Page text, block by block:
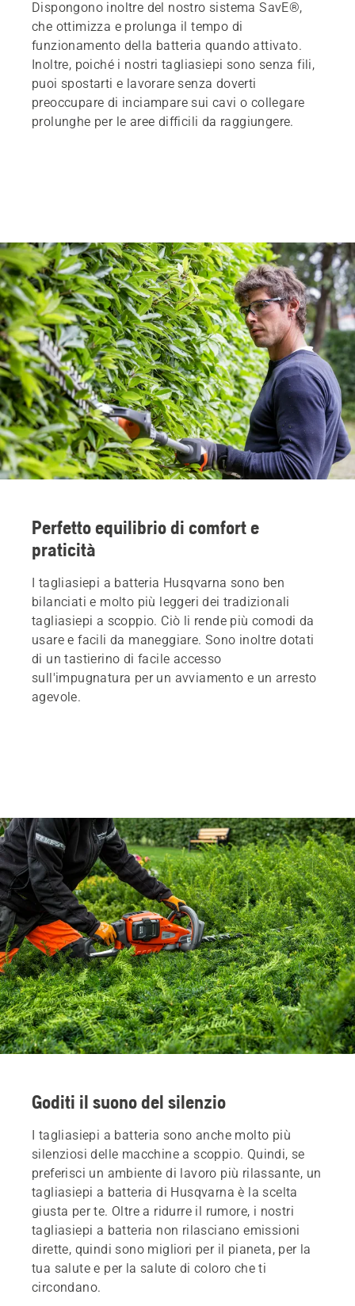
Dispongono inoltre del nostro sistema SavE®,
che ottimizza e prolunga il tempo di
funzionamento della batteria quando attivato.
Inoltre, poiché i nostri tagliasiepi sono senza fili,
puoi spostarti e lavorare senza doverti
preoccupare di inciampare sui cavi o collegare
prolunghe per le aree difficili da raggiungere.
Perfetto equilibrio di comfort e
praticità
I tagliasiepi a batteria Husqvarna sono ben
bilanciati e molto più leggeri dei tradizionali
tagliasiepi a scoppio. Ciò li rende più comodi da
usare e facili da maneggiare. Sono inoltre dotati
di un tastierino di facile accesso
sull'impugnatura per un avviamento e un arresto
agevole.
Goditi il suono del silenzio
I tagliasiepi a batteria sono anche molto più
silenziosi delle macchine a scoppio. Quindi, se
preferisci un ambiente di lavoro più rilassante, un
tagliasiepi a batteria di Husqvarna è la scelta
giusta per te. Oltre a ridurre il rumore, i nostri
tagliasiepi a batteria non rilasciano emissioni
dirette, quindi sono migliori per il pianeta, per la
tua salute e per la salute di coloro che ti
circondano.